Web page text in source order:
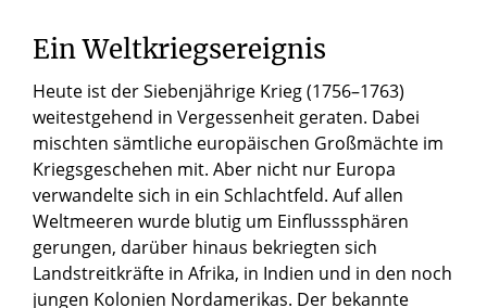
Ein Weltkriegsereignis
Heute ist der Siebenjährige Krieg (1756–1763)
weitestgehend in Vergessenheit geraten. Dabei
mischten sämtliche europäischen Großmächte im
Kriegsgeschehen mit. Aber nicht nur Europa
verwandelte sich in ein Schlachtfeld. Auf allen
Weltmeeren wurde blutig um Einflusssphären
gerungen, darüber hinaus bekriegten sich
Landstreitkräfte in Afrika, in Indien und in den noch
jungen Kolonien Nordamerikas. Der bekannte